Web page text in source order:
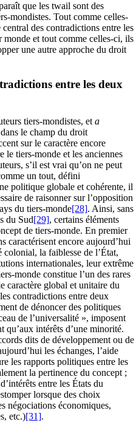
que les twail sont des
mondistes. Tout comme celles-
des contradictions entre les
et tout comme celles-ci, ils
une autre approche du droit
entre les deux
tiers-mondistes, et a
le champ du droit
sur le caractère encore
le tiers-monde et les anciennes
s’il est vrai qu’on ne peut
un tout, défini
politique globale et cohérente, il
de raisonner sur l’opposition
du tiers-monde[28]. Ainsi, sans
du Sud[29], certains éléments
de tiers-monde. En premier
caractérisent encore aujourd’hui
colonial, la faiblesse de l’État,
internationales, leur extrême
monde constitue l’un des rares
caractère global et unitaire du
contradictions entre deux
de dénoncer des politiques
de l’universalité », imposent
qu’aux intérêts d’une minorité.
dits de développement ou de
les échanges, l’aide
les rapports politiques entre les
la pertinence du concept ;
entre les États du
lorsque des choix
négociations économiques,
etc.)[31].